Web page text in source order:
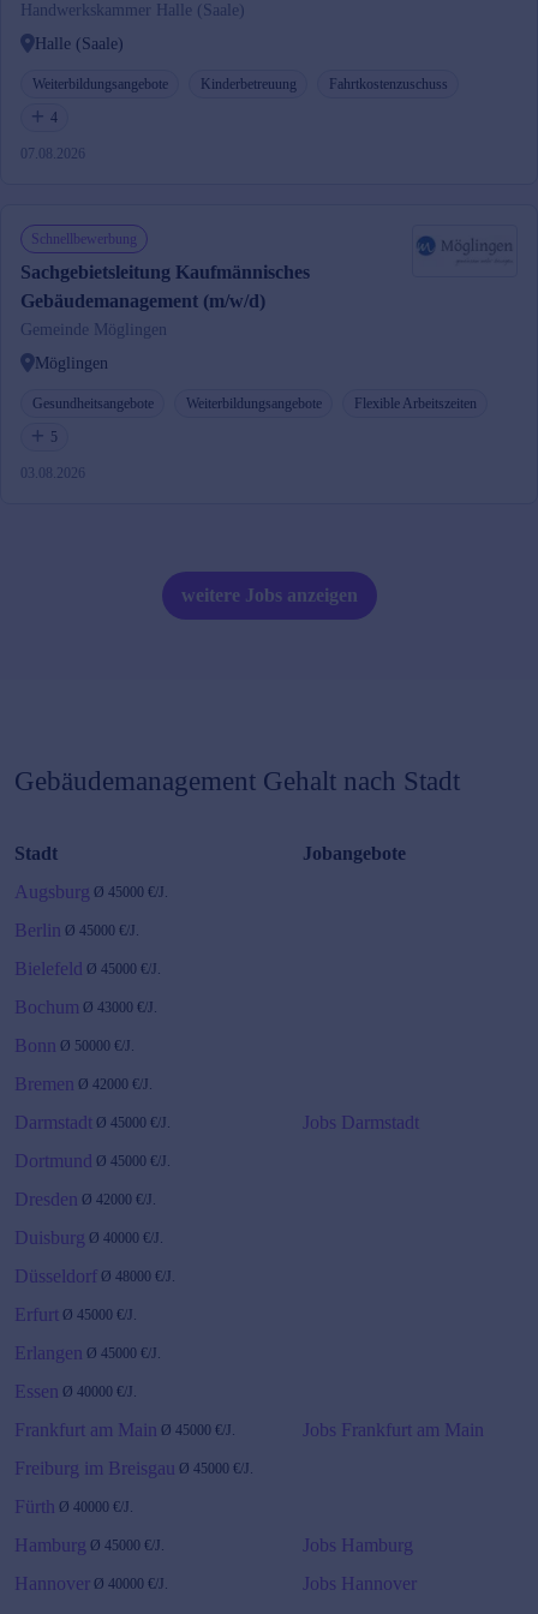
Handwerkskammer Halle (Saale)
Halle (Saale)
Weiterbildungsangebote Kinderbetreuung
Fahrtkostenzuschuss
4
07.08.2026
Schnellbewerbung
Sachgebietsleitung Kaufmännisches
Gebäudemanagement (m/w/d)
Gemeinde Möglingen
Möglingen
Gesundheitsangebote Weiterbildungsangebote
Flexible Arbeitszeiten
5
03.08.2026
weitere Jobs anzeigen
Gebäudemanagement Gehalt nach Stadt
Stadt
Jobangebote
Augsburg Ø 45000 €/J.
Berlin Ø 45000 €/J.
Bielefeld Ø 45000 €/J.
Bochum Ø 43000 €/J.
Bonn Ø 50000 €/J.
Bremen Ø 42000 €/J.
Darmstadt Ø 45000 €/J.
Jobs Darmstadt
Dortmund Ø 45000 €/J.
Dresden Ø 42000 €/J.
Duisburg Ø 40000 €/J.
Düsseldorf Ø 48000 €/J.
Erfurt Ø 45000 €/J.
Erlangen Ø 45000 €/J.
Essen Ø 40000 €/J.
Frankfurt am Main Ø 45000 €/J.
Jobs Frankfurt am Main
Freiburg im Breisgau Ø 45000 €/J.
Fürth Ø 40000 €/J.
Hamburg Ø 45000 €/J.
Jobs Hamburg
Hannover Ø 40000 €/J.
Jobs Hannover